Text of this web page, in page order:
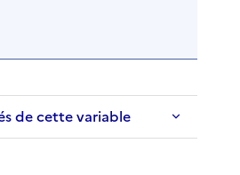
de cette variable